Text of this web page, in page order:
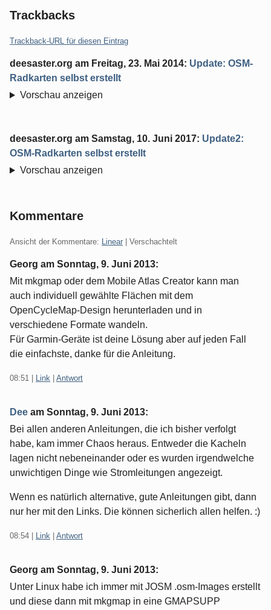
Trackbacks
Trackback-URL für diesen Eintrag
deesaster.org am Freitag, 23. Mai 2014: Update: OSM-
Radkarten selbst erstellt
Vorschau anzeigen
deesaster.org am Samstag, 10. Juni 2017: Update2:
OSM-Radkarten selbst erstellt
Vorschau anzeigen
Kommentare
Ansicht der Kommentare: Linear | Verschachtelt
Georg am Sonntag, 9. Juni 2013:
Mit mkgmap oder dem Mobile Atlas Creator kann man
auch individuell gewählte Flächen mit dem
OpenCycleMap-Design herunterladen und in
verschiedene Formate wandeln.
Für Garmin-Geräte ist deine Lösung aber auf jeden Fall
die einfachste, danke für die Anleitung.
08:51 Link Antwort
Dee am Sonntag, 9. Juni 2013:
Bei allen anderen Anleitungen, die ich bisher verfolgt
habe, kam immer Chaos heraus. Entweder die Kacheln
lagen nicht nebeneinander oder es wurden irgendwelche
unwichtigen Dinge wie Stromleitungen angezeigt.
Wenn es natürlich alternative, gute Anleitungen gibt, dann
nur her mit den Links. Die können sicherlich allen helfen. :)
08:54 Link Antwort
Georg am Sonntag, 9. Juni 2013:
Unter Linux habe ich immer mit JOSM .osm-Images erstellt
und diese dann mit mkgmap in eine GMAPSUPP